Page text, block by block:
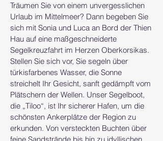
Träumen Sie von einem unvergesslichen
Urlaub im Mittelmeer? Dann begeben Sie
sich mit Sonia und Luca an Bord der Thien
Hau auf eine maßgeschneiderte
Segelkreuzfahrt im Herzen Oberkorsikas.
Stellen Sie sich vor, Sie segeln über
türkisfarbenes Wasser, die Sonne
streichelt Ihr Gesicht, sanft gedämpft vom
Plätschern der Wellen. Unser Segelboot,
die „Tiloo“, ist Ihr sicherer Hafen, um die
schönsten Ankerplätze der Region zu
erkunden. Von versteckten Buchten über